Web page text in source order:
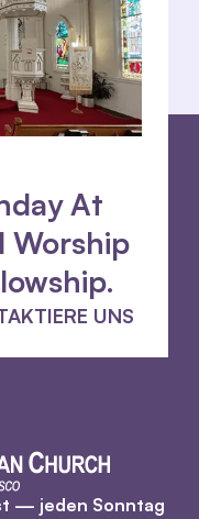
At
Worship
UNS
— jeden Sonntag